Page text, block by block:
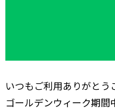
いつもご利用ありがとう
ゴールデンウィーク期